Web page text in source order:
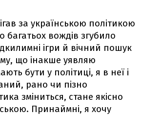
за українською політикою
вождів згубило
ігри й вічний пошук
що інакше уявляю
бути у політиці, я в неї і
рано чи пізно
зміниться, стане якісно
Принаймні, я хочу